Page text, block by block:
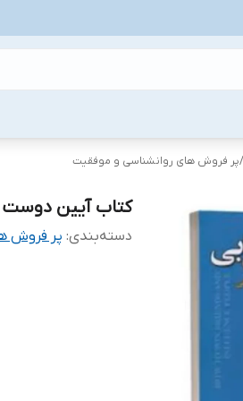
/پر فروش های روانشناسی و موفقیت
کتاب آیین دوست
دسته‌بندی: پر فروش